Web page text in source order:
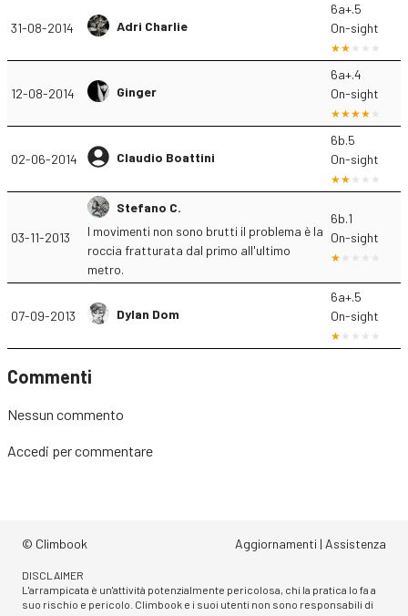
31-08-2014 Adri Charlie
6a+.5
On-sight
12-08-2014 Ginger
6a+.4
On-sight
02-06-2014 Claudio Boattini
6b.5
On-sight
03-11-2013
Stefano C.
I movimenti non sono brutti il problema è la
roccia fratturata dal primo all'ultimo
metro.
6b.1
On-sight
07-09-2013 Dylan Dom
6a+.5
On-sight
Commenti
Nessun commento
Accedi per commentare
© Climbook Aggiornamenti | Assistenza
DISCLAIMER
L'arrampicata è un'attività potenzialmente pericolosa, chi la pratica lo fa a
suo rischio e pericolo. Climbook e i suoi utenti non sono responsabili di